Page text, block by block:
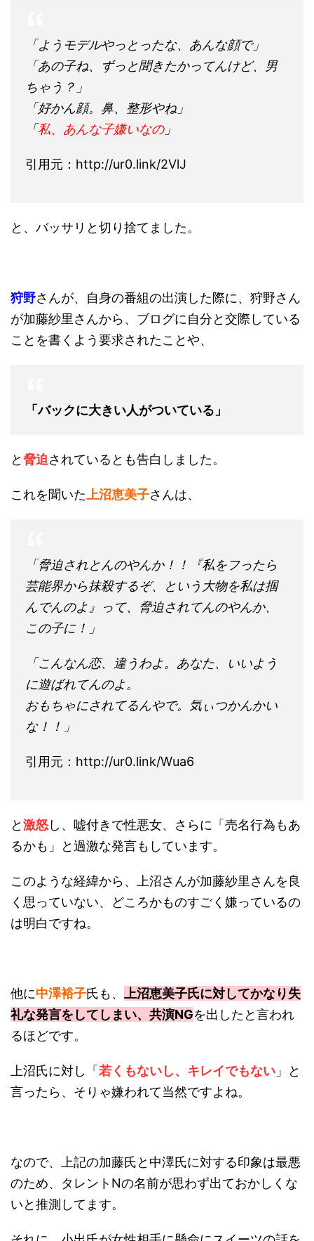
「ようモデルやっとったな、あんな顔で」
「あの子ね、ずっと聞きたかってんけど、男
ちゃう？」
「好かん顔。鼻、整形やね」
「私、あんな子嫌いなの」
引用元：http://ur0.link/2VlJ
と、バッサリと切り捨てました。
狩野さんが、自身の番組の出演した際に、狩野さん
が加藤紗里さんから、ブログに自分と交際している
ことを書くよう要求されたことや、
「バックに大きい人がついている」
と脅迫されているとも告白しました。
これを聞いた 上沼恵美子さんは、
「脅迫されとんのやんか！！『私をフったら
芸能界から抹殺するぞ、という大物を私は掴
んでんのよ』って、脅迫されてんのやんか、
この子に！」
「こんなん恋、違うわよ。あなた、いいよう
に遊ばれてんのよ。
おもちゃにされてるんやで。気ぃつかんかい
な！！」
引用元：http://ur0.link/Wua6
と激怒し、嘘付きで性悪女、さらに「売名行為もあ
るかも」と過激な発言もしています。
このような経緯から、上沼さんが加藤紗里さんを良
く思っていない、どころかものすごく嫌っているの
は明白ですね。
他に中澤裕子氏も、
上沼恵美子氏に対してかなり失
礼な発言をしてしまい、共演NGを出したと言われ
るほどです。
上沼氏に対し「 若くもないし、キレイでもない 」と
言ったら、そりゃ嫌われて当然ですよね。
なので、上記の加藤氏と中澤氏に対する印象は最悪
のため、タレントNの名前が思わず出ておかしくな
いと推測してます。